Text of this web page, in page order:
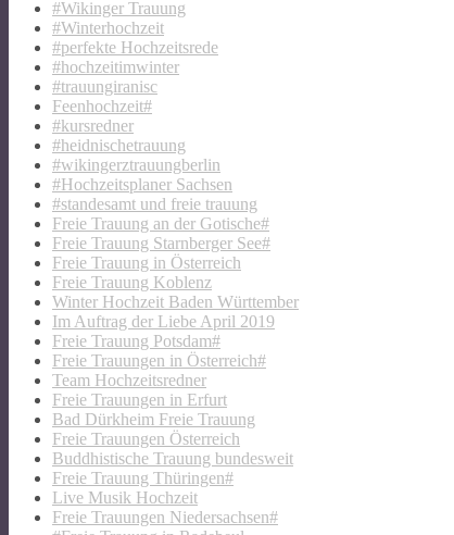
#Wikinger Trauung
#Winterhochzeit
#perfekte Hochzeitsrede
#hochzeitimwinter
#trauungiranisc
Feenhochzeit#
#kursredner
#heidnischetrauung
#wikingerztrauungberlin
#Hochzeitsplaner Sachsen
#standesamt und freie trauung
Freie Trauung an der Gotische#
Freie Trauung Starnberger See#
Freie Trauung in Österreich
Freie Trauung Koblenz
Winter Hochzeit Baden Württember
Im Auftrag der Liebe April 2019
Freie Trauung Potsdam#
Freie Trauungen in Österreich#
Team Hochzeitsredner
Freie Trauungen in Erfurt
Bad Dürkheim Freie Trauung
Freie Trauungen Österreich
Buddhistische Trauung bundesweit
Freie Trauung Thüringen#
Live Musik Hochzeit
Freie Trauungen Niedersachsen#